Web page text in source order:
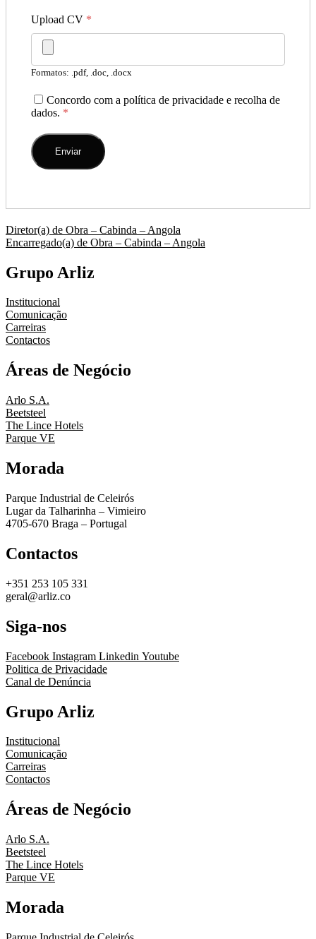
Upload CV *
Formatos: .pdf, .doc, .docx
Concordo com a política de privacidade e recolha de
dados. *
Navegação
de
artigos
Diretor(a) de Obra – Cabinda – Angola
Encarregado(a) de Obra – Cabinda – Angola
Grupo Arliz
Institucional
Comunicação
Carreiras
Contactos
Áreas de Negócio
Arlo S.A.
Beetsteel
The Lince Hotels
Parque VE
Morada
Parque Industrial de Celeirós
Lugar da Talharinha – Vimieiro
4705-670 Braga – Portugal
Contactos
+351 253 105 331
geral@arliz.co
Siga-nos
Facebook Instagram Linkedin Youtube
Politica de Privacidade
Canal de Denúncia
Grupo Arliz
Institucional
Comunicação
Carreiras
Contactos
Áreas de Negócio
Arlo S.A.
Beetsteel
The Lince Hotels
Parque VE
Morada